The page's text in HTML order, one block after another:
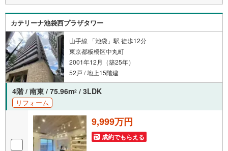
～～～～～～～～～～～
■省エネ基準適合住宅
■『池袋』駅徒歩6分・複数路線が利用可能
■総戸数411戸・住友不動産旧分譲マンション
■24時間有人管理・トリプルセキュリティ有
■コンシェルジュサービス有
■2匹までペット飼育可（規約有）
■南東角部屋・専用トランクルーム付き
■二面採光の明るいLDK（LD床暖房有）
■オリジナルアイランドキッチン採用
■パントリーや納戸、SIC等の収納豊富な間取り
～～～～～～～～～～～
-Daigasグループの当社グローバルベイス-
リノベーションマンション累計6000戸の供給実績！
多くの物件調達・リノベーション実績で培ったノウハウがございます。
カテリーナ池袋西プラザタワー
山手線 「池袋」駅 徒歩12分
東京都板橋区中丸町
2001年12月（築25年）
52戸 / 地上15階建
4階 / 南東 / 75.96m2 / 3LDK
リフォーム
9,999万円
成約でもらえる